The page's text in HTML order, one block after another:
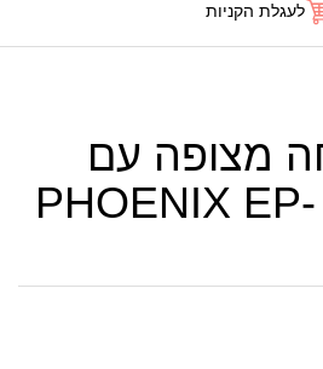
לעגלת הקניות
מצופה עם
ידיות מבית PHOENIX EP-